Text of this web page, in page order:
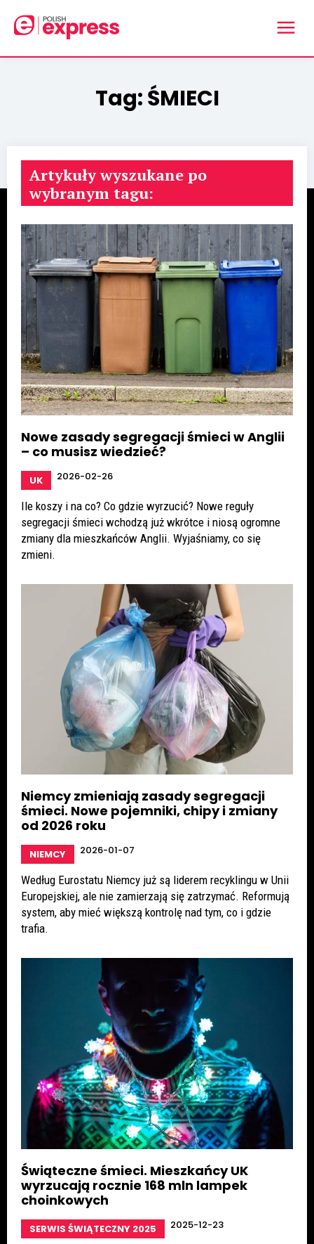
Tag:ŚMIECI
Artykuły wyszukane po
wybranym tagu:
Nowe zasady segregacji śmieci w Anglii
– co musisz wiedzieć?
UK 2026-02-26
Ile koszy i na co? Co gdzie wyrzucić? Nowe reguły
segregacji śmieci wchodzą już wkrótce i niosą ogromne
zmiany dla mieszkańców Anglii. Wyjaśniamy, co się
zmieni.
Niemcy zmieniają zasady segregacji
śmieci. Nowe pojemniki, chipy i zmiany
od 2026 roku
NIEMCY 2026-01-07
Według Eurostatu Niemcy już są liderem recyklingu w Unii
Europejskiej, ale nie zamierzają się zatrzymać. Reformują
system, aby mieć większą kontrolę nad tym, co i gdzie
trafia.
Świąteczne śmieci. Mieszkańcy UK
wyrzucają rocznie 168 mln lampek
choinkowych
SERWIS ŚWIĄTECZNY 2025 2025-12-23